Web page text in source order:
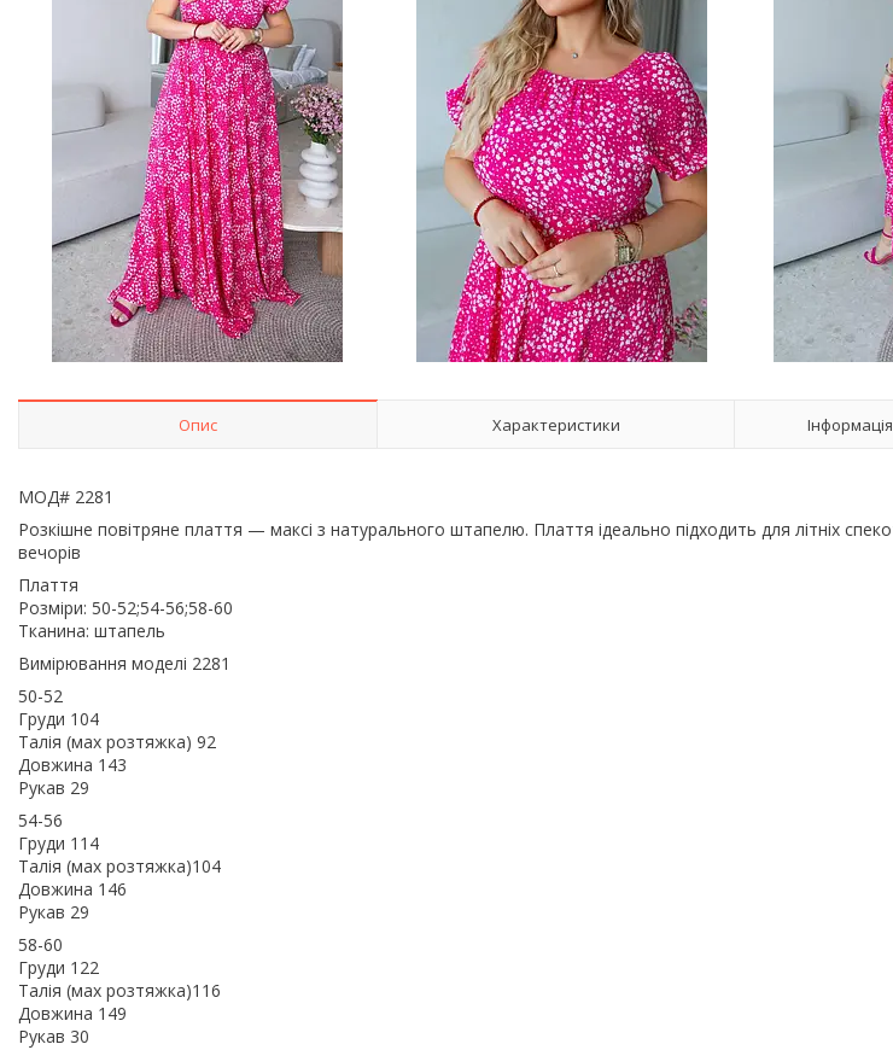
Опис Характеристики
МОД# 2281
Розкішне повітряне плаття — максі з натурального штапелю. Плаття ідеально підходить для літніх
вечорів
Плаття
Розміри: 50-52;54-56;58-60
Тканина: штапель
Вимірювання моделі 2281
50-52
Груди 104
Талія (мах розтяжка) 92
Довжина 143
Рукав 29
54-56
Груди 114
Талія (мах розтяжка)104
Довжина 146
Рукав 29
58-60
Груди 122
Талія (мах розтяжка)116
Довжина 149
Рукав 30